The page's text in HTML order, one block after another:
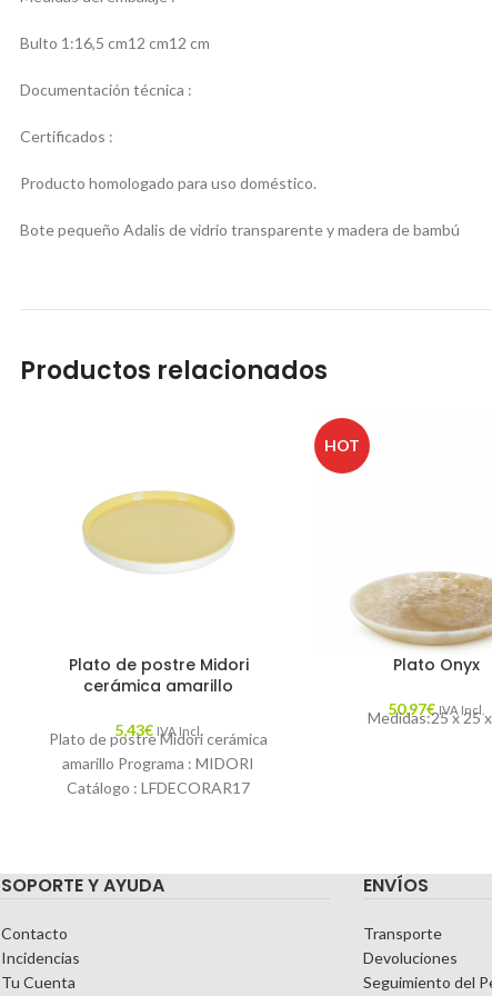
Bulto 1:16,5 cm12 cm12 cm
Documentación técnica :
Certificados :
Producto homologado para uso doméstico.
Bote pequeño Adalis de vidrio transparente y madera de bambú
Productos relacionados
Plato de postre Midori
cerámica amarillo
5,43€ IVA Incl.
Plato de postre Midori cerámica
amarillo Programa : MIDORI
Catálogo : LFDECORAR17
HOT
Plato Onyx
50,97€ IVA Incl.
Medidas:25 x 25
SOPORTE Y AYUDA
Contacto
Incidencias
Tu Cuenta
ENVÍOS
Transporte
Devoluciones
Seguimiento del